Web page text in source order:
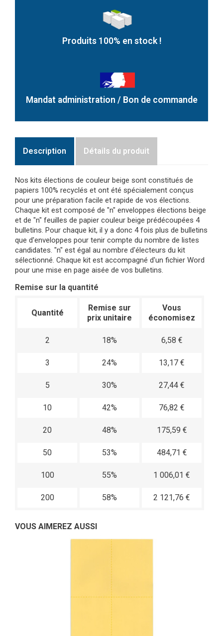
Produits 100% en stock !
Mandat administration / Bon de commande
Description Détails du produit
Nos kits élections de couleur beige sont constitués de
papiers 100% recyclés et ont été spécialement conçus
pour une préparation facile et rapide de vos élections.
Chaque kit est composé de "n" enveloppes élections beige
et de "n" feuilles de papier couleur beige prédécoupées 4
bulletins. Pour chaque kit, il y a donc 4 fois plus de bulletins
que d'enveloppes pour tenir compte du nombre de listes
candidates. "n" est égal au nombre d'électeurs du kit
sélectionné. Chaque kit est accompagné d'un fichier Word
pour une mise en page aisée de vos bulletins.
Remise sur la quantité
Quantité
Remise sur
prix unitaire
Vous
économisez
2 18% 6,58 €
3 24% 13,17 €
5 30% 27,44 €
10 42% 76,82 €
20 48% 175,59 €
50 53% 484,71 €
100 55% 1 006,01 €
200 58% 2 121,76 €
VOUS AIMEREZ AUSSI